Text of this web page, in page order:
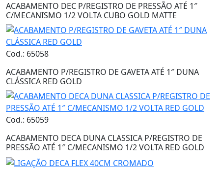
ACABAMENTO DEC P/REGISTRO DE PRESSÃO ATÉ 1″
C/MECANISMO 1/2 VOLTA CUBO GOLD MATTE
Cod.: 65058
ACABAMENTO P/REGISTRO DE GAVETA ATÉ 1″ DUNA
CLÁSSICA RED GOLD
Cod.: 65059
ACABAMENTO DECA DUNA CLASSICA P/REGISTRO DE
PRESSÃO ATÉ 1″ C/MECANISMO 1/2 VOLTA RED GOLD